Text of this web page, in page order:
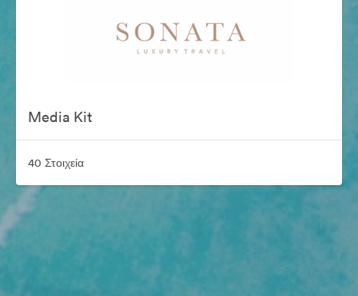
Media Kit
40 Στοιχεία